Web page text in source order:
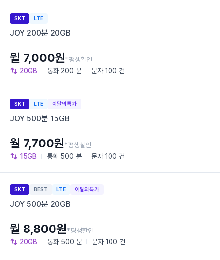
SKT LTE
JOY 200분 20GB
20GB 통화 200 분 문자 100 건
월 7,000원*평생할인
SKT LTE 이달의특가
JOY 500분 15GB
15GB 통화 500 분 문자 100 건
월 7,700원*평생할인
SKT BEST LTE 이달의특가
JOY 500분 20GB
20GB 통화 500 분 문자 100 건
월 8,800원*평생할인